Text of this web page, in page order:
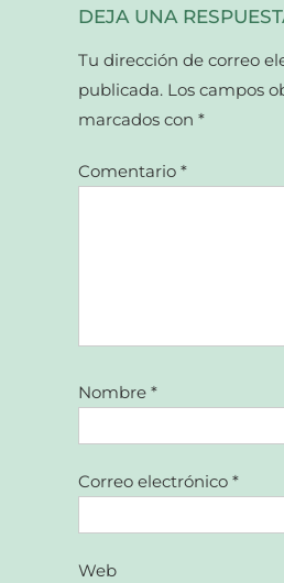
DEJA UNA
Tu dirección de correo
publicada. Los campos
marcados con*
Comentario*
Nombre*
Correo electrónico*
Web